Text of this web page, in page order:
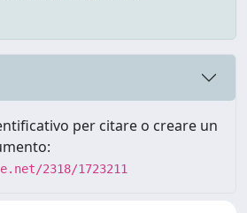
per citare o creare un
2318/1723211